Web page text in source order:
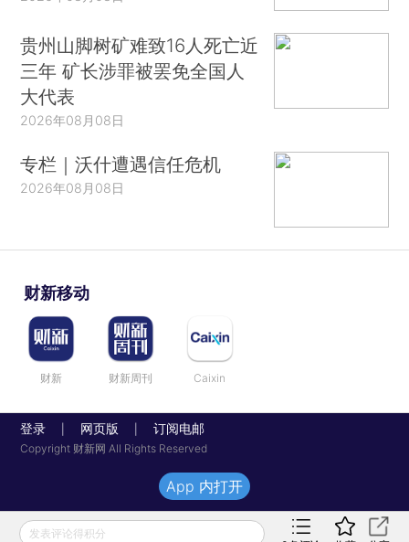
贵州山脚树矿难致16人死亡近
三年 矿长涉罪被罢免全国人
大代表
2026年08月08日
专栏｜沃什遭遇信任危机
2026年08月08日
财新移动
财新 财新周刊 Caixin
登录 网页版 订阅电邮
Copyright 财新网 All Rights Reserved
发表评论得积分
App 内打开